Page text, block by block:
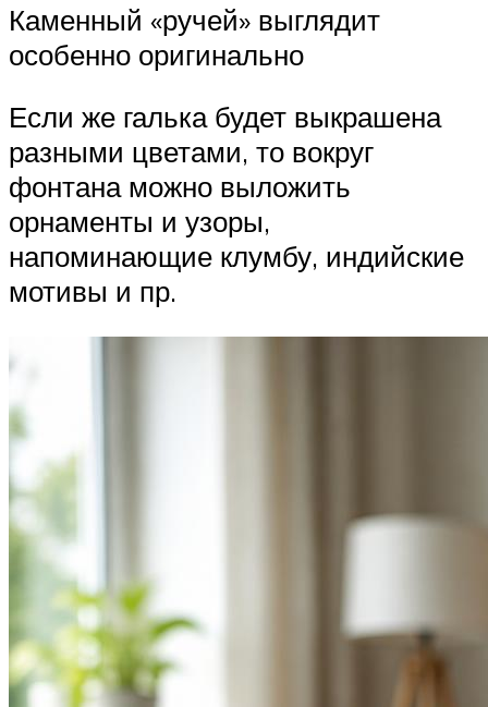
Каменный «ручей» выглядит
особенно оригинально
Если же галька будет выкрашена
разными цветами, то вокруг
фонтана можно выложить
орнаменты и узоры,
напоминающие клумбу, индийские
мотивы и пр.